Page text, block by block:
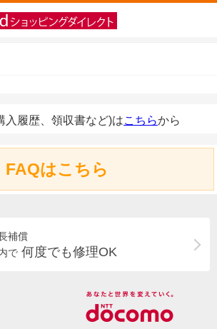
入履歴、領収書など)はこちらから
FAQはこちら
補償
で 何度でも修理OK